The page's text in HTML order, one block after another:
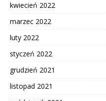
kwiecień 2022
marzec 2022
luty 2022
styczeń 2022
grudzień 2021
listopad 2021